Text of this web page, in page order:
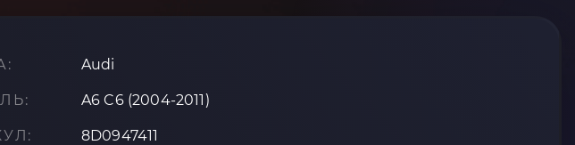
Audi
A6 C6 (2004-2011)
8D0947411